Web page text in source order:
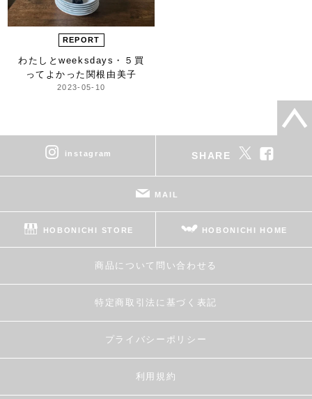
REPORT
わたしとweeksdays・５ 買
ってよかった 関根由美子
2023-05-10
instagram SHARE
MAIL
HOBONICHI STORE HOBONICHI HOME
商品について問い合わせる
特定商取引法に基づく表記
プライバシーポリシー
利用規約